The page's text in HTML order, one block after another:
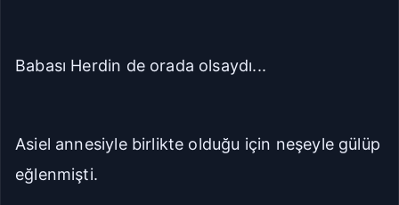
Babası Herdin de orada olsaydı...
Asiel annesiyle birlikte olduğu için neşeyle gülüp
eğlenmişti.